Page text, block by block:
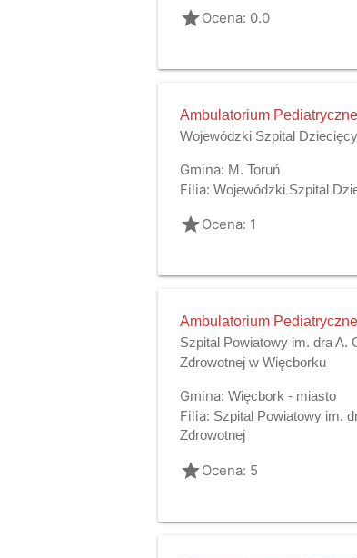
gradeOcena: 0.0
Ambulatorium Pediatryczne
Wojewódzki Szpital
Gmina: M. Toruń
Filia: Wojewódzki Szpital
gradeOcena: 1
Ambulatorium Pediatryczne
Szpital Powiatowy im. dra A.
Zdrowotnej w Więcborku
Gmina: Więcbork - miasto
Filia: Szpital Powiatowy im.
Zdrowotnej
gradeOcena: 5